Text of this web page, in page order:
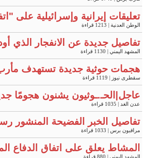
تعليقات إيرانية وإسرائيلية على
الوطن العدنية | 1213 قراءة
تفاصيل جديدة عن الانفجار الذي
المشهد اليمني | 1130 قراءة
هجمات حوثية جديدة تستهدف مأرب
سقطرى نيوز | 1119 قراءة
عاجل|الحـ.ـوثيون يشنون هجومًا جديدًا على
عدن الغد | 1035 قراءة
تفاصيل الخبر الفضيحة المنشور
مراقبون برس | 1033 قراءة
المشاط يعلق على اتفاق الدفاع
المشهد اليمني | 880 قراءة